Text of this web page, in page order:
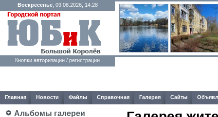
Воскресенье, 09.08.2026, 14:28
Кнопки авторизации / регистрации
Главная Новости Файлы Справочная Галерея Сайты
Альбомы галереи